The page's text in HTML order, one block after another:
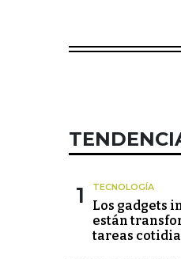
1 TECNOLOGÍA
Los gadgets
están
tareas